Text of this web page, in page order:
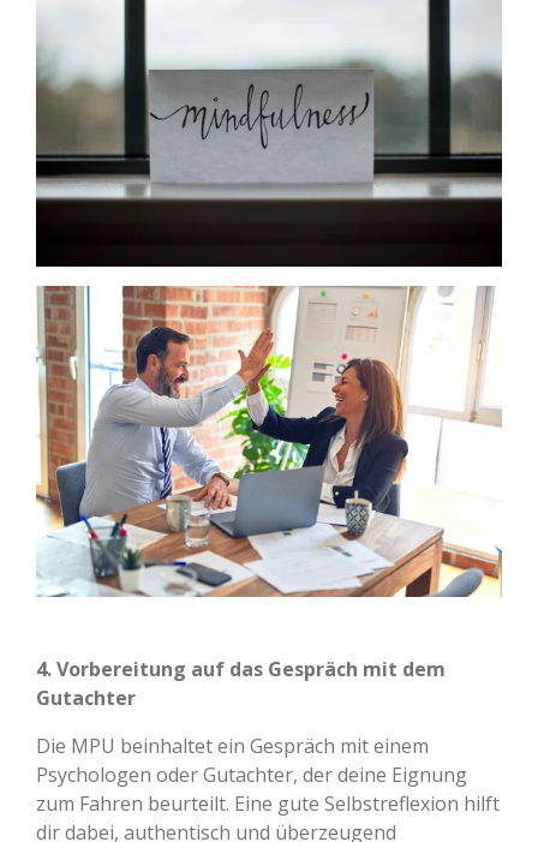
4. Vorbereitung auf das Gespräch mit dem
Gutachter
Die MPU beinhaltet ein Gespräch mit einem
Psychologen oder Gutachter, der deine Eignung
zum Fahren beurteilt. Eine gute Selbstreflexion hilft
dir dabei, authentisch und überzeugend